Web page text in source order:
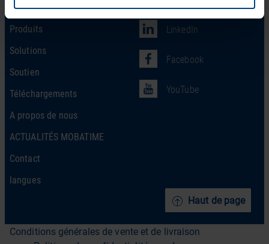
Haut de page
page d’accueil
Produits
Solutions
Soutien
Téléchargements
A propos de nous
ACTUALITÉS MOBATIME
Contact
langues
LinkedIn
Facebook
YouTube
Conditions générales de vente et de livraison